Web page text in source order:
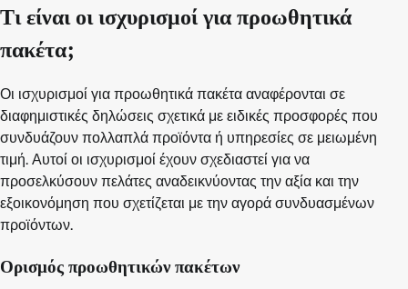
Τι είναι οι ισχυρισμοί για προωθητικά
πακέτα;
Οι ισχυρισμοί για προωθητικά πακέτα αναφέρονται σε
διαφημιστικές δηλώσεις σχετικά με ειδικές προσφορές που
συνδυάζουν πολλαπλά προϊόντα ή υπηρεσίες σε μειωμένη
τιμή. Αυτοί οι ισχυρισμοί έχουν σχεδιαστεί για να
προσελκύσουν πελάτες αναδεικνύοντας την αξία και την
εξοικονόμηση που σχετίζεται με την αγορά συνδυασμένων
προϊόντων.
Ορισμός προωθητικών πακέτων